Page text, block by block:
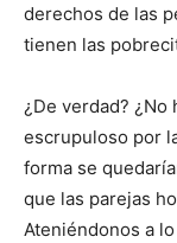
derechos de las
tienen las
¿De verdad? ¿No
escrupuloso por
forma se
que las parejas
Ateniéndonos a